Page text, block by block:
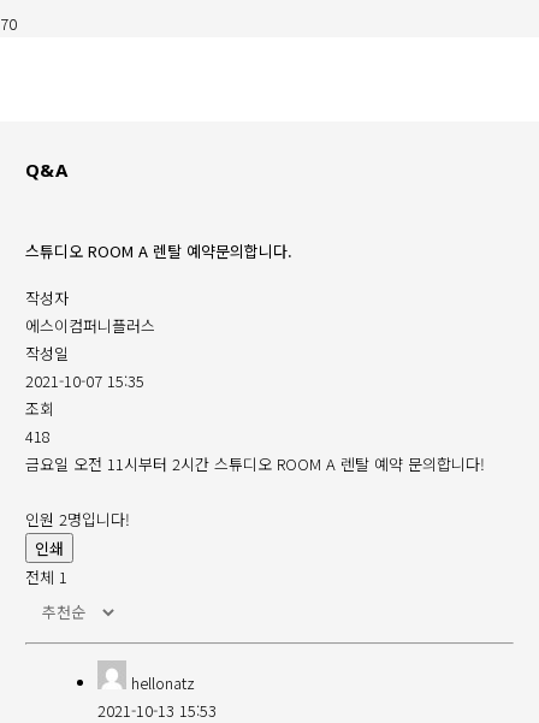
Q&A
스튜디오 ROOM A 렌탈 예약문의합니다.
작성자
에스이컴퍼니플러스
작성일
2021-10-07 15:35
조회
418
금요일 오전 11시부터 2시간 스튜디오 ROOM A 렌탈 예약 문의합니다!
인원 2명입니다!
인쇄
전체 1
hellonatz
2021-10-13 15:53